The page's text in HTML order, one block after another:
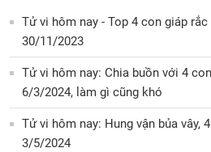
Tử vi hôm nay - Top 4 con giáp
30/11/2023
Tử vi hôm nay: Chia buồn với 4
6/3/2024, làm gì cũng khó
Tử vi hôm nay: Hung vận bủa vây,
3/5/2024